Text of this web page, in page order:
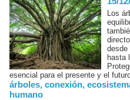
Los
desde
hasta
esencial para el presente y el
árboles, conexión,
humano